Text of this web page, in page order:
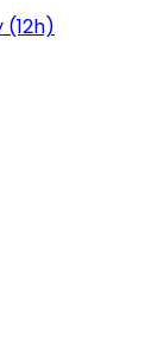
(12h)